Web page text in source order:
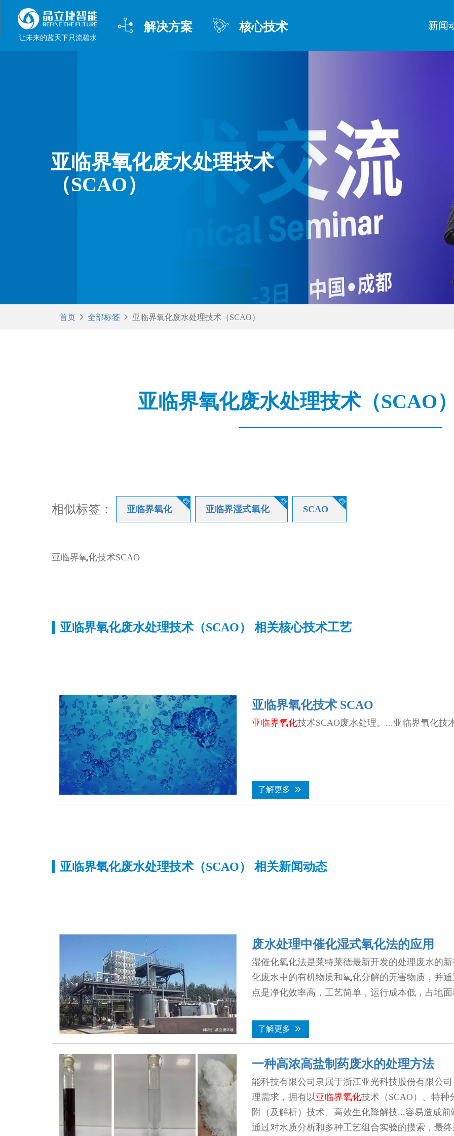
让未来的蓝天下只流碧水
 解决方案  核心技术 新闻
亚临界氧化废水处理技术
（SCAO）
首页  全部标签  亚临界氧化废水处理技术（SCAO）
亚临界氧化废水处理技术（SCAO
相似标签：

亚临界氧化

亚临界湿式氧化

SCAO
亚临界氧化技术SCAO
亚临界氧化废水处理技术（SCAO） 相关核心技术工艺
亚临界氧化技术 SCAO
亚临界氧化技术SCAO废水处理。...亚临界氧化技
了解更多
 
亚临界氧化废水处理技术（SCAO） 相关新闻动态
废水处理中催化湿式氧化法的应用
湿催化氧化法是莱特莱德最新开发的处理废水的
化废水中的有机物质和氧化分解的无害物质，并
点是净化效率高，工艺简单，运行成本低，占地面
了解更多
 
一种高浓高盐制药废水的处理方法
能科技有限公司隶属于浙江亚光科技股份有限公
理需求，拥有以亚临界氧化技术（SCAO）、特种
附（及解析）技术、高效生化降解技...容易造成
通过对水质分析和多种工艺组合实验的摸索，最终